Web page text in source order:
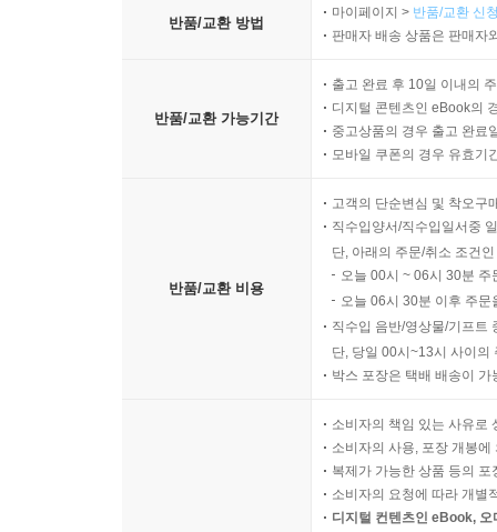
반품/교환 방법
마이페이지 > 반품/교환 신
판매자 배송 상품은 판매자
반품/교환 가능기간
출고 완료 후 10일 이내의
디지털 콘텐츠인 eBook의
중고상품의 경우 출고 완료
모바일 쿠폰의 경우 유효기
반품/교환 비용
고객의 단순변심 및 착오구
직수입양서/직수입일서중
단, 아래의 주문/취소 조건
오늘 00시 ~ 06시 30분
오늘 06시 30분 이후 주
직수입 음반/영상물/기프트
단, 당일 00시~13시 사이의
박스 포장은 택배 배송이
소비자의 책임 있는 사유로
소비자의 사용, 포장 개봉
복제가 가능한 상품 등의
소비자의 요청에 따라 개별
디지털 컨텐츠인 eBook,